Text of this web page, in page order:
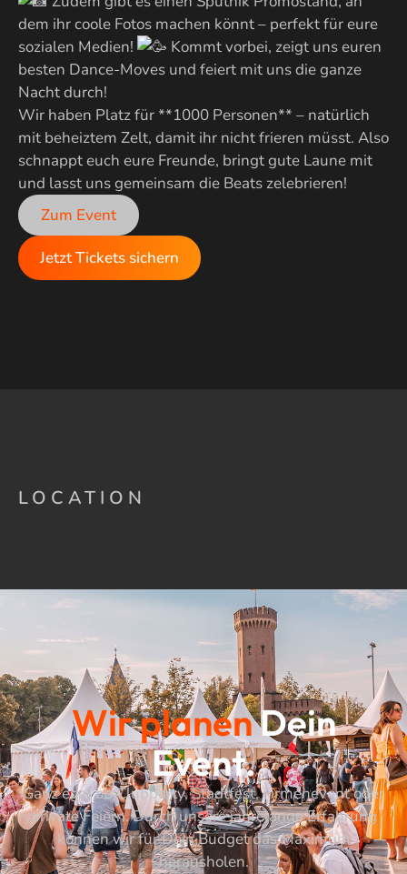
dem ihr coole Fotos machen könnt – perfekt für eure
sozialen Medien!
Kommt vorbei, zeigt uns euren
besten Dance-Moves und feiert mit uns die ganze
Nacht durch!
Wir haben Platz für **1000 Personen** – natürlich
mit beheiztem Zelt, damit ihr nicht frieren müsst. Also
schnappt euch eure Freunde, bringt gute Laune mit
und lasst uns gemeinsam die Beats zelebrieren!
Zum Event
Jetzt Tickets sichern
LOCATION
Wir planenDein
Event.
Ganz egal ob Clubparty, Stadtfest, Firmenevent oder
private Feiern. Durch unsere jahrelange Erfahrung
können wir für Dein Budget das Maximum
herausholen.